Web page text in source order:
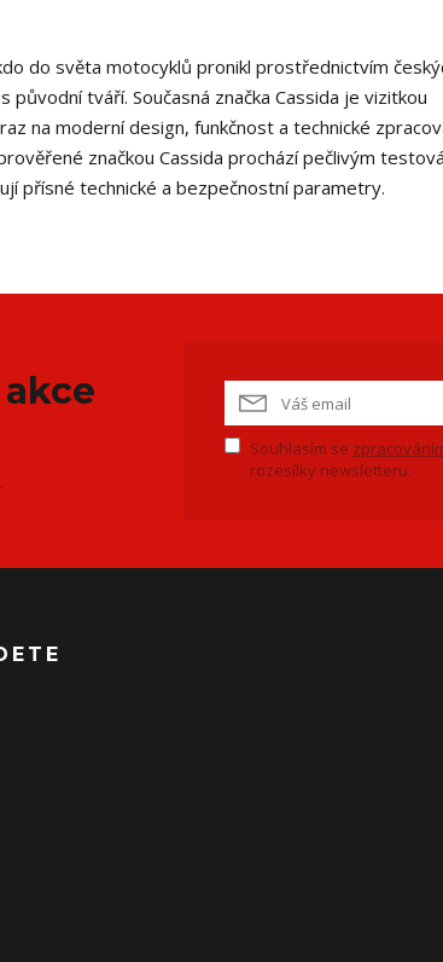
do světa motocyklů pronikl prostřednictvím
tváří. Současná značka Cassida je vizitkou
na moderní design, funkčnost a technické
značkou Cassida prochází pečlivým
přísné technické a bezpečnostní parametry.
Souhlasím se
rozesílky newsletteru.